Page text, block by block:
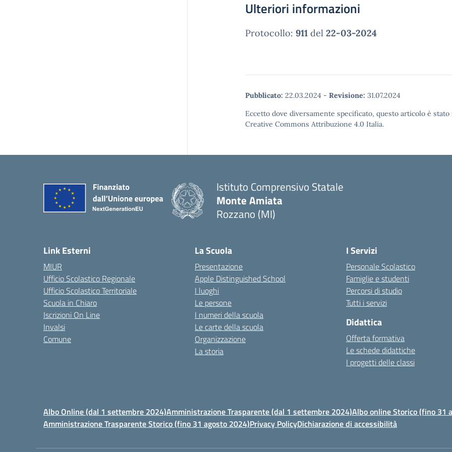
Ulteriori informazioni
Protocollo: 911 del 22-03-2024
Pubblicato: 22.03.2024 - Revisione: 31.07.2024
Eccetto dove diversamente specificato, questo articolo è
Creative Commons Attribuzione 4.0 Italia.
Istituto Comprensivo Statale
Monte Amiata
Rozzano (MI)
Link Esterni
MIUR
Ufficio Scolastico Regionale
Ufficio Scolastico Territoriale
Scuola in Chiaro
Iscrizioni On Line
Invalsi
Comune
La Scuola
Presentazione
Apple Distinguished School
I luoghi
Le persone
I numeri della scuola
Le carte della scuola
Organizzazione
La storia
I Servizi
Personale Scolastico
Famiglie e studenti
Percorsi di studio
Tutti i servizi
Didattica
Offerta formativa
Le schede didattiche
I progetti delle classi
Albo Online (dal 1 settembre 2024)Amministrazione Trasparente (dal 1 settembre 2024)Albo online Storico (fino 31
Amministrazione Trasparente Storico (fino 31 agosto 2024)Privacy PolicyDichiarazione di accessibilità